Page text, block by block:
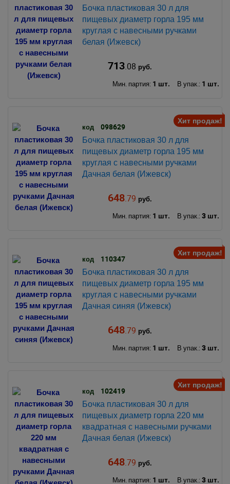
Бочка пластиковая 30 л для
пищевых диаметр горла 195 мм
круглая с навесными ручками
белая (Ижевск)
713.08 руб.
Мин. партия: 1 шт. В упак.: 1 шт.
Хит продаж!
код 098629
Бочка пластиковая 30 л для
пищевых диаметр горла 195 мм
круглая с навесными ручками
Дачная белая (Ижевск)
648.79 руб.
Мин. партия: 1 шт. В упак.: 3 шт.
Хит продаж!
код 110347
Бочка пластиковая 30 л для
пищевых диаметр горла 195 мм
круглая с навесными ручками
Дачная синяя (Ижевск)
648.79 руб.
Мин. партия: 1 шт. В упак.: 3 шт.
Хит продаж!
код 102419
Бочка пластиковая 30 л для
пищевых диаметр горла 220 мм
квадратная с навесными ручками
Дачная белая (Ижевск)
648.79 руб.
Мин. партия: 1 шт. В упак.: 3 шт.